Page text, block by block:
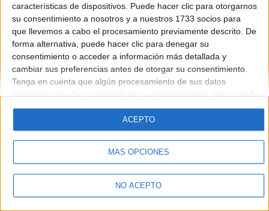
características de dispositivos. Puede hacer clic para otorgarnos
su consentimiento a nosotros y a nuestros 1733 socios para
que llevemos a cabo el procesamiento previamente descrito. De
forma alternativa, puede hacer clic para denegar su
consentimiento o acceder a información más detallada y
cambiar sus preferencias antes de otorgar su consentimiento.
Tenga en cuenta que algún procesamiento de sus datos
personales puede no requerir de su consentimiento, pero usted
tiene el derecho de rechazar tal procesamiento. Sus
preferencias se aplicarán solo a este sitio web. Puede cambiar
sus preferencias o retirar su consentimiento en cualquier
momento volviendo a este sitio y haciendo clic en el botón
"Privacidad" en la parte inferior de la página web.
MÁS OPCIONES
NO ACEPTO
ACEPTO
Quiénes somos|Contactar|Anúnciate
Aviso legal|Politica de privacidad|Condiciones generales|Política
de cookies
© 2003-2026Compás Mediterráneo S.L.- Diego de León 47 - 28006
Madrid [ESPAÑA] - Tel. +34 91 593 2767